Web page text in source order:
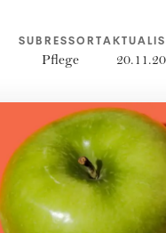
SUBRESSORT
Pflege